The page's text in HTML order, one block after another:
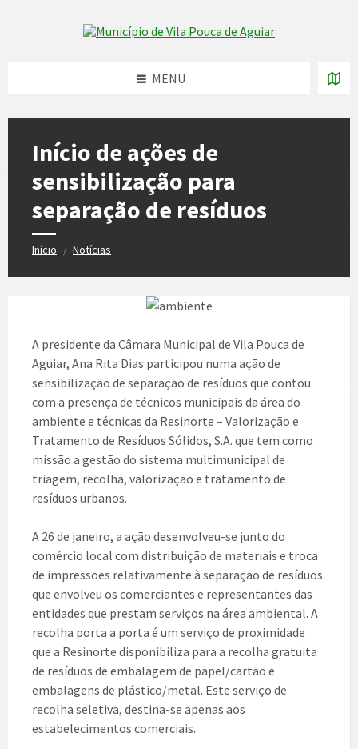
Skip to content
MENU
Início de ações de
sensibilização para
separação de resíduos
Início / Notícias
A presidente da Câmara Municipal de Vila Pouca de
Aguiar, Ana Rita Dias participou numa ação de
sensibilização de separação de resíduos que contou
com a presença de técnicos municipais da área do
ambiente e técnicas da Resinorte – Valorização e
Tratamento de Resíduos Sólidos, S.A. que tem como
missão a gestão do sistema multimunicipal de
triagem, recolha, valorização e tratamento de
resíduos urbanos.
A 26 de janeiro, a ação desenvolveu-se junto do
comércio local com distribuição de materiais e troca
de impressões relativamente à separação de resíduos
que envolveu os comerciantes e representantes das
entidades que prestam serviços na área ambiental. A
recolha porta a porta é um serviço de proximidade
que a Resinorte disponibiliza para a recolha gratuita
de resíduos de embalagem de papel/cartão e
embalagens de plástico/metal. Este serviço de
recolha seletiva, destina-se apenas aos
estabelecimentos comerciais.